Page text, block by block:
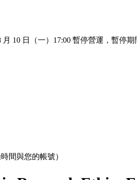
10 日（一）17:00 暫停營運，暫停
間與您的帳號）